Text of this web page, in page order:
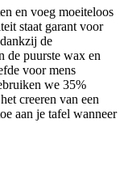
en voeg moeiteloos
staat garant voor
de
de puurste wax en
voor mens
we 35%
creeren van een
aan je tafel wanneer